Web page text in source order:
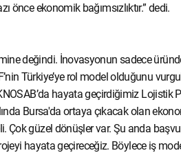
önce ekonomik bağımsızlıktır.” dedi.
değindi. İnovasyonun sadece
Türkiye’ye rol model olduğunu
hayata geçirdiğimiz Lojistik
Bursa'da ortaya çıkacak olan
Çok güzel dönüşler var. Şu anda
hayata geçireceğiz. Böylece iş